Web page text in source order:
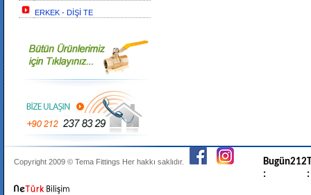
ERKEK - DİŞİ TE
Copyright 2009 © Tema Fittings Her hakkı saklıdır.
Bugün
:
212
: